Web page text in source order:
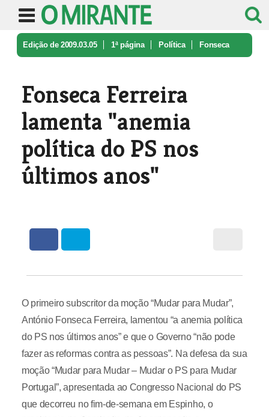
Edição de 2009.03.05 1ª página Política Fonseca
Fonseca Ferreira
lamenta "anemia
política do PS nos
últimos anos"
O primeiro subscritor da moção “Mudar para Mudar”,
António Fonseca Ferreira, lamentou “a anemia política
do PS nos últimos anos” e que o Governo “não pode
fazer as reformas contra as pessoas”. Na defesa da sua
moção “Mudar para Mudar – Mudar o PS para Mudar
Portugal”, apresentada ao Congresso Nacional do PS
que decorreu no fim-de-semana em Espinho, o